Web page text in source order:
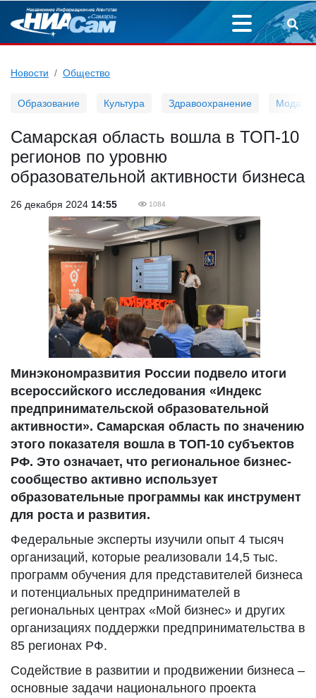
Новости Общество
Образование Культура Здравоохранение Мода
Самарская область вошла в ТОП-10
регионов по уровню
образовательной активности бизнеса
26 декабря 2024 14:55 1084
Минэкономразвития России подвело итоги
всероссийского исследования «Индекс
предпринимательской образовательной
активности». Самарская область по значению
этого показателя вошла в ТОП-10 субъектов
РФ. Это означает, что региональное бизнес-
сообщество активно использует
образовательные программы как инструмент
для роста и развития.
Федеральные эксперты изучили опыт 4 тысяч
организаций, которые реализовали 14,5 тыс.
программ обучения для представителей бизнеса
и потенциальных предпринимателей в
региональных центрах «Мой бизнес» и других
организациях поддержки предпринимательства в
85 регионах РФ.
Содействие в развитии и продвижении бизнеса –
основные задачи национального проекта